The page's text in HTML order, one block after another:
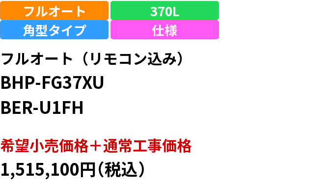
フルオート
370L
角型タイプ 仕様
フルオート（リモコン込み）
BHP-FG37XU
BER-U1FH
希望⼩売価格＋通常⼯事価格
1,515,100円（税込）